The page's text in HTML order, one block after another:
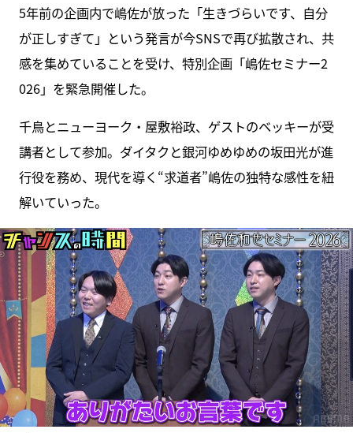
5年前の企画内で嶋佐が放った「生きづらいです、自分
が正しすぎて」という発言が今SNSで再び拡散され、共
感を集めていることを受け、特別企画「嶋佐セミナー2
026」を緊急開催した。
千鳥とニューヨーク・屋敷裕政、ゲストのベッキーが受
講者として参加。ダイタクと銀河ゆめゆめの坂田光が進
行役を務め、現代を導く“求道者”嶋佐の独特な感性を紐
解いていった。